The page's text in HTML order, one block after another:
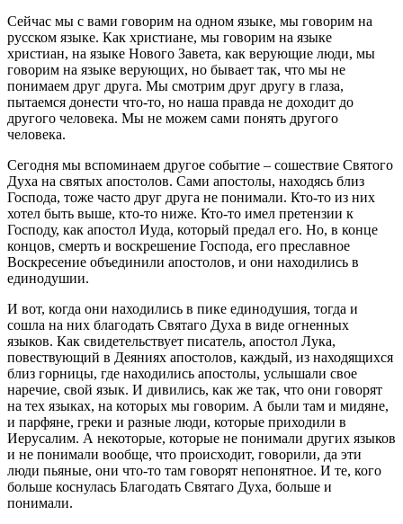
Сейчас мы с вами говорим на одном языке, мы говорим на
русском языке. Как христиане, мы говорим на языке
христиан, на языке Нового Завета, как верующие люди, мы
говорим на языке верующих, но бывает так, что мы не
понимаем друг друга. Мы смотрим друг другу в глаза,
пытаемся донести что-то, но наша правда не доходит до
другого человека. Мы не можем сами понять другого
человека.
Сегодня мы вспоминаем другое событие – сошествие Святого
Духа на святых апостолов. Сами апостолы, находясь близ
Господа, тоже часто друг друга не понимали. Кто-то из них
хотел быть выше, кто-то ниже. Кто-то имел претензии к
Господу, как апостол Иуда, который предал его. Но, в конце
концов, смерть и воскрешение Господа, его преславное
Воскресение объединили апостолов, и они находились в
единодушии.
И вот, когда они находились в пике единодушия, тогда и
сошла на них благодать Святаго Духа в виде огненных
языков. Как свидетельствует писатель, апостол Лука,
повествующий в Деяниях апостолов, каждый, из находящихся
близ горницы, где находились апостолы, услышали свое
наречие, свой язык. И дивились, как же так, что они говорят
на тех языках, на которых мы говорим. А были там и мидяне,
и парфяне, греки и разные люди, которые приходили в
Иерусалим. А некоторые, которые не понимали других языков
и не понимали вообще, что происходит, говорили, да эти
люди пьяные, они что-то там говорят непонятное. И те, кого
больше коснулась Благодать Святаго Духа, больше и
понимали.